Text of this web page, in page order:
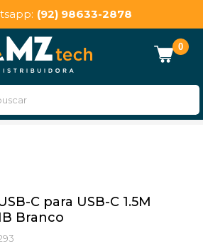
(92) 98633-2878
0
C para USB-C 1.5M
Branco